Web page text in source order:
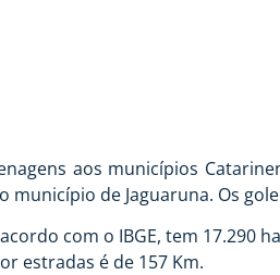
aos municípios
município de Jaguaruna. Os
com o IBGE, tem 17.290
estradas é de 157 Km.